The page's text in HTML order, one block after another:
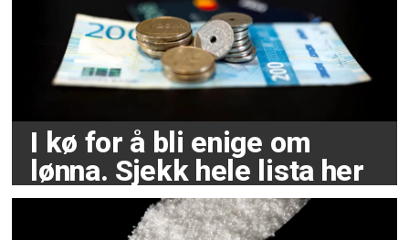
I kø for å bli enige om
lønna. Sjekk hele lista her